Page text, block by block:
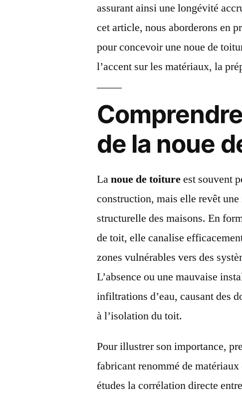
assurant ainsi une longévité
cet article, nous aborderons en
pour concevoir une noue de
l’accent sur les matériaux, la
de la noue
Lanoue de toitureest souvent
construction, mais elle revêt
structurelle des maisons. En
de toit, elle canalise
zones vulnérables vers des
L’absence ou une mauvaise
infiltrations d’eau, causant des
à l’isolation du toit.
Pour illustrer son importance,
fabricant renommé de
études la corrélation directe